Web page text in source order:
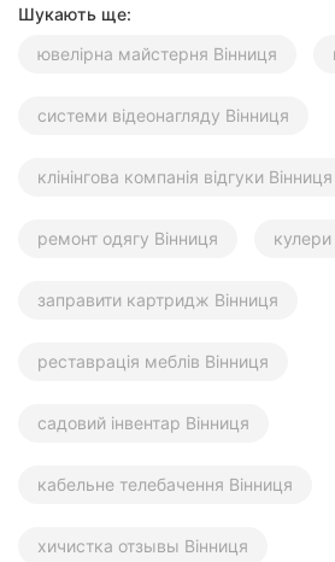
Карпати
Шукають ще:
ювелірна майстерня Вінниця
системи відеонагляду Вінниця
клінінгова компанія відгуки Вінниця
ремонт одягу Вінниця кулери
заправити картридж Вінниця
реставрація меблів Вінниця
садовий інвентар Вінниця
кабельне телебачення Вінниця
хичистка отзывы Вінниця